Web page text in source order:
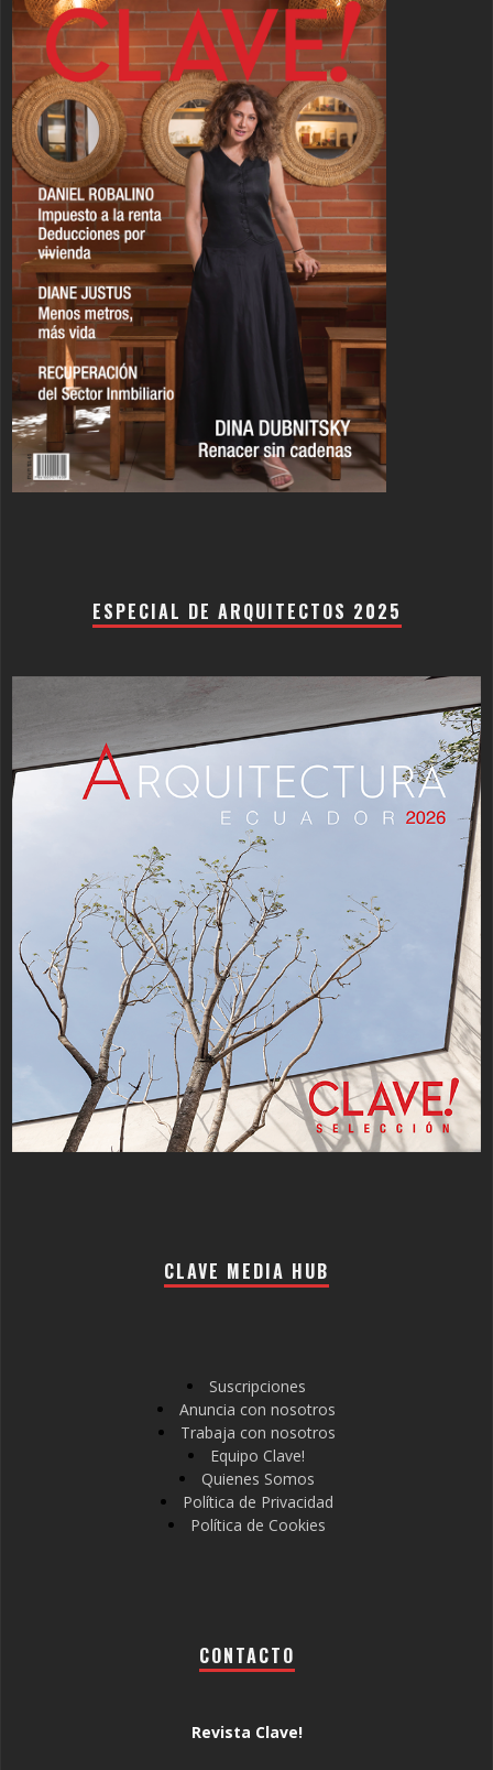
ESPECIAL DE ARQUITECTOS 2025
CLAVE MEDIA HUB
Suscripciones
Anuncia con nosotros
Trabaja con nosotros
Equipo Clave!
Quienes Somos
Política de Privacidad
Política de Cookies
CONTACTO
Revista Clave!